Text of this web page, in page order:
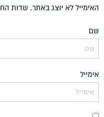
האימייל לא יוצג באתר. שדות
שם
אימייל